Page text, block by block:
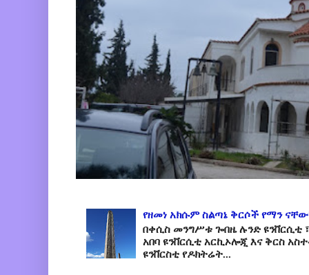
የዘመነ አክሱም ስልጣኔ ቅርሶች የማን
በቀሲስ መንግሥቱ ጐበዜ ሉንድ ዩንቨርሲቲ
አበባ ዩንቨርሲቲ አርኪኦሎጂ እና ቅርስ
ዩንቨርስቲ የዶክትሬት...